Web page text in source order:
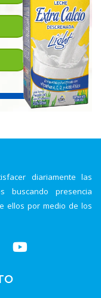
diariamente las
buscando presencia
ellos por medio de los